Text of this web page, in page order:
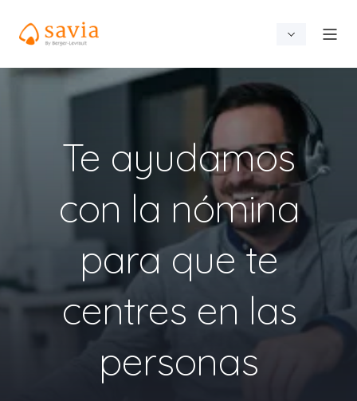
Te ayudamos
con la nómina
para que te
centres en las
personas